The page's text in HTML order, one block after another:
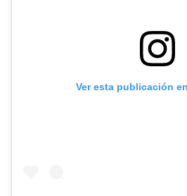
Ver esta publicación